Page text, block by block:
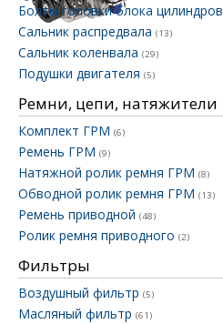
Болты головки блока цилиндров
Сальник распредвала (13)
Сальник коленвала (29)
Подушки двигателя (5)
Ремни, цепи, натяжители
Комплект ГРМ (6)
Ремень ГРМ (9)
Натяжной ролик ремня ГРМ (8)
Обводной ролик ремня ГРМ (13)
Ремень приводной (48)
Ролик ремня приводного (2)
Фильтры
Воздушный фильтр (5)
Масляный фильтр (61)